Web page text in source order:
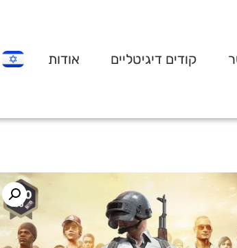
קודים דיגיטליים אודות